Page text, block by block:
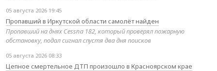
05 августа 2026 19:45
Пропавший в Иркутской области самолёт найден
Пропавший на днях Cessna 182, который проверял пожарную
обстановку, подал сигнал спустя два дня поисков
05 августа 2026 08:33
Цепное смертельное ДТП произошло в Красноярском крае